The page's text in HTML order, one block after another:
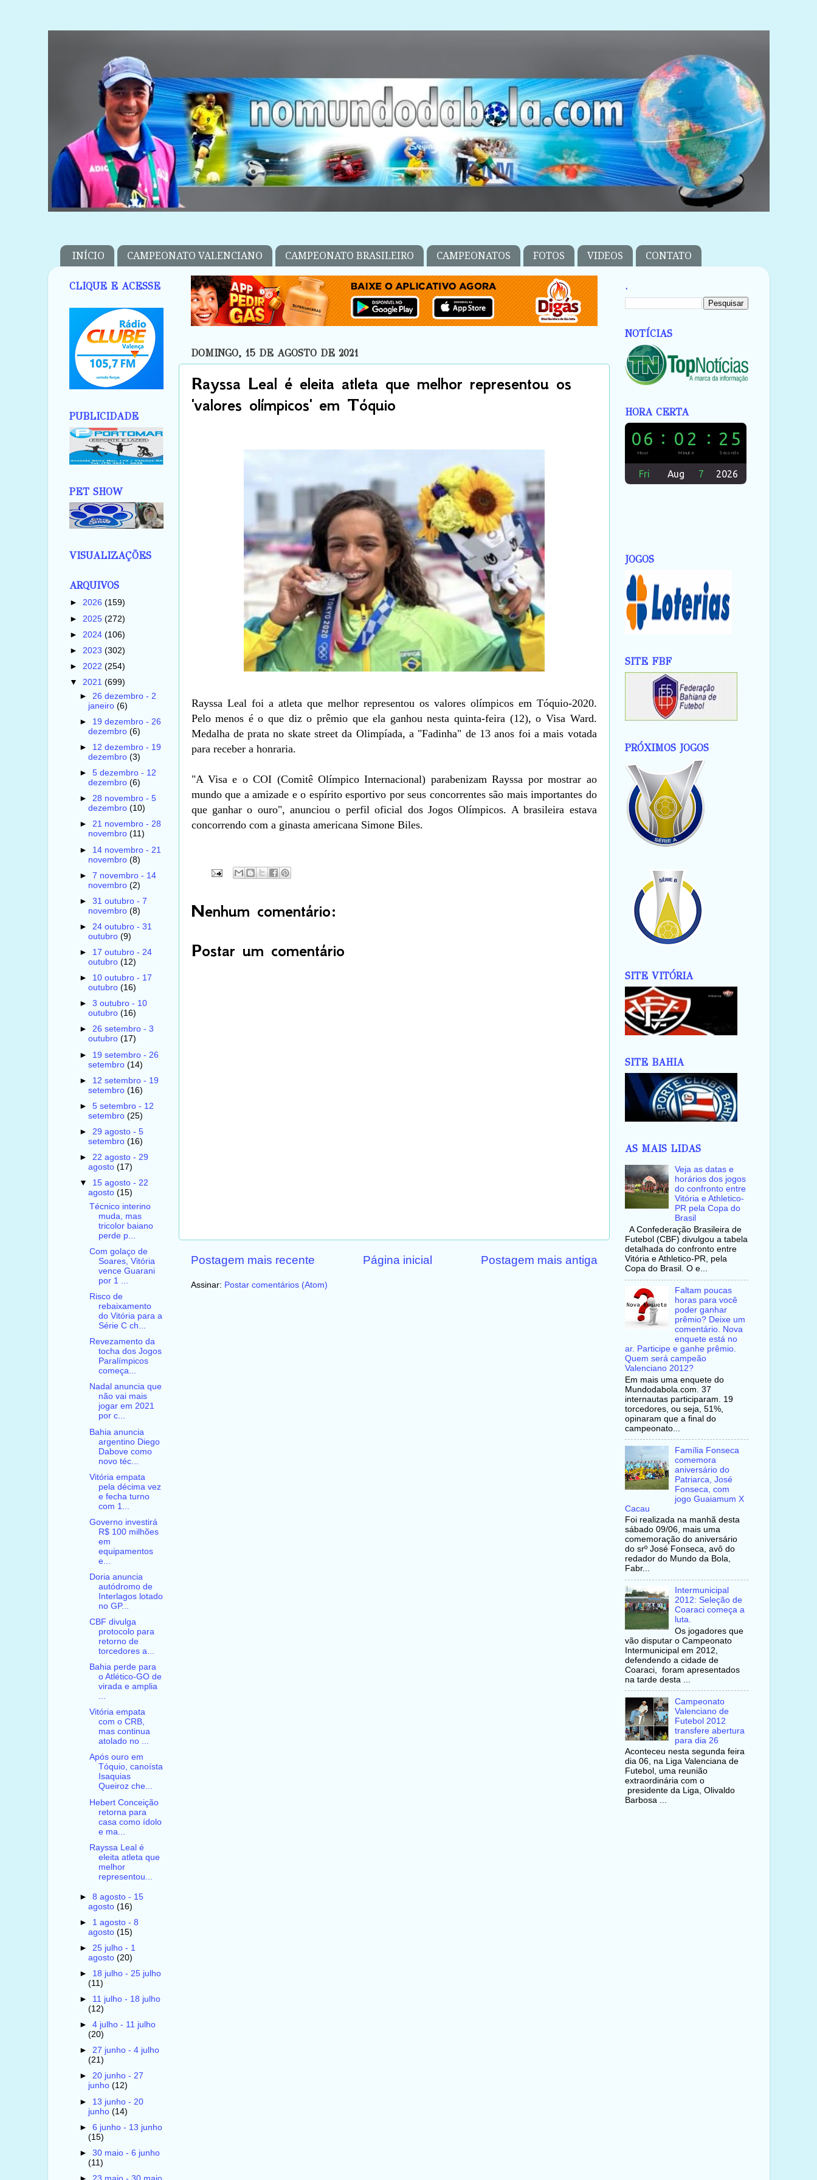
INÍCIO CAMPEONATO VALENCIANO CAMPEONATO BRASILEIRO CAMPEONATOS FOTOS VIDEOS CONTATO
DOMINGO, 15 DE AGOSTO DE 2021
Rayssa Leal é eleita atleta que melhor representou os
'valores olímpicos' em Tóquio
Rayssa Leal foi a atleta que melhor representou os valores olímpicos em Tóquio-2020.
Pelo menos é o que diz o prêmio que ela ganhou nesta quinta-feira (12), o Visa Ward.
Medalha de prata no skate street da Olimpíada, a "Fadinha" de 13 anos foi a mais votada
para receber a honraria.
"A Visa e o COI (Comitê Olímpico Internacional) parabenizam Rayssa por mostrar ao
mundo que a amizade e o espírito esportivo por seus concorrentes são mais importantes do
que ganhar o ouro", anunciou o perfil oficial dos Jogos Olímpicos. A brasileira estava
concorrendo com a ginasta americana Simone Biles.
Nenhum comentário:
Postar um comentário
Postagem mais recente Postagem mais antiga
Página inicial
Assinar: Postar comentários (Atom)
CLIQUE E ACESSE
PUBLICIDADE
PET SHOW
VISUALIZAÇÕES
ARQUIVOS
► 2026 (159)
► 2025 (272)
► 2024 (106)
► 2023 (302)
► 2022 (254)
▼ 2021 (699)
► 26 dezembro - 2
janeiro (6)
► 19 dezembro - 26
dezembro (6)
► 12 dezembro - 19
dezembro (3)
► 5 dezembro - 12
dezembro (6)
► 28 novembro - 5
dezembro (10)
► 21 novembro - 28
novembro (11)
► 14 novembro - 21
novembro (8)
► 7 novembro - 14
novembro (2)
► 31 outubro - 7
novembro (8)
► 24 outubro - 31
outubro (9)
► 17 outubro - 24
outubro (12)
► 10 outubro - 17
outubro (16)
► 3 outubro - 10
outubro (16)
► 26 setembro - 3
outubro (17)
► 19 setembro - 26
setembro (14)
► 12 setembro - 19
setembro (16)
► 5 setembro - 12
setembro (25)
► 29 agosto - 5
setembro (16)
► 22 agosto - 29
agosto (17)
▼ 15 agosto - 22
agosto (15)
Técnico interino
muda, mas
tricolor baiano
perde p...
Com golaço de
Soares, Vitória
vence Guarani
por 1 ...
Risco de
rebaixamento
do Vitória para a
Série C ch...
Revezamento da
tocha dos Jogos
Paralímpicos
começa...
Nadal anuncia que
não vai mais
jogar em 2021
por c...
Bahia anuncia
argentino Diego
Dabove como
novo téc...
Vitória empata
pela décima vez
e fecha turno
com 1...
Governo investirá
R$ 100 milhões
em
equipamentos
e...
Doria anuncia
autódromo de
Interlagos lotado
no GP...
CBF divulga
protocolo para
retorno de
torcedores a...
Bahia perde para
o Atlético-GO de
virada e amplia
...
Vitória empata
com o CRB,
mas continua
atolado no ...
Após ouro em
Tóquio, canoísta
Isaquias
Queiroz che...
Hebert Conceição
retorna para
casa como ídolo
e ma...
Rayssa Leal é
eleita atleta que
melhor
representou...
► 8 agosto - 15
agosto (16)
► 1 agosto - 8
agosto (15)
► 25 julho - 1
agosto (20)
► 18 julho - 25 julho
(11)
► 11 julho - 18 julho
(12)
► 4 julho - 11 julho
(20)
► 27 junho - 4 julho
(21)
► 20 junho - 27
junho (12)
► 13 junho - 20
junho (14)
► 6 junho - 13 junho
(15)
► 30 maio - 6 junho
(11)
.
NOTÍCIAS
HORA CERTA
JOGOS
SITE FBF
PRÓXIMOS JOGOS
SITE VITÓRIA
SITE BAHIA
AS MAIS LIDAS
Veja as datas e
horários dos jogos
do confronto entre
Vitória e Athletico-
PR pela Copa do
Brasil
A Confederação Brasileira de
Futebol (CBF) divulgou a tabela
detalhada do confronto entre
Vitória e Athletico-PR, pela
Copa do Brasil. O e...
Faltam poucas
horas para você
poder ganhar
prêmio? Deixe um
comentário. Nova
enquete está no
ar. Participe e ganhe prêmio.
Quem será campeão
Valenciano 2012?
Em mais uma enquete do
Mundodabola.com. 37
internautas participaram. 19
torcedores, ou seja, 51%,
opinaram que a final do
campeonato...
Família Fonseca
comemora
aniversário do
Patriarca, José
Fonseca, com
jogo Guaiamum X
Cacau
Foi realizada na manhã desta
sábado 09/06, mais uma
comemoração do aniversário
do srº José Fonseca, avô do
redador do Mundo da Bola,
Fabr...
Intermunicipal
2012: Seleção de
Coaraci começa a
luta.
Os jogadores que
vão disputar o Campeonato
Intermunicipal em 2012,
defendendo a cidade de
Coaraci, foram apresentados
na tarde desta ...
Campeonato
Valenciano de
Futebol 2012
transfere abertura
para dia 26
Aconteceu nesta segunda feira
dia 06, na Liga Valenciana de
Futebol, uma reunião
extraordinária com o
presidente da Liga, Olivaldo
Barbosa ...